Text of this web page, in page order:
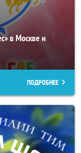
в Москве и
ПОДРОБНЕЕ